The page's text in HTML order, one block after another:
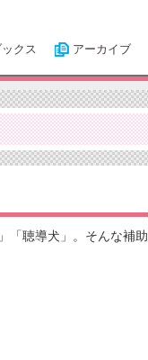
ックス アーカイブ
「聴導犬」。そんな補助